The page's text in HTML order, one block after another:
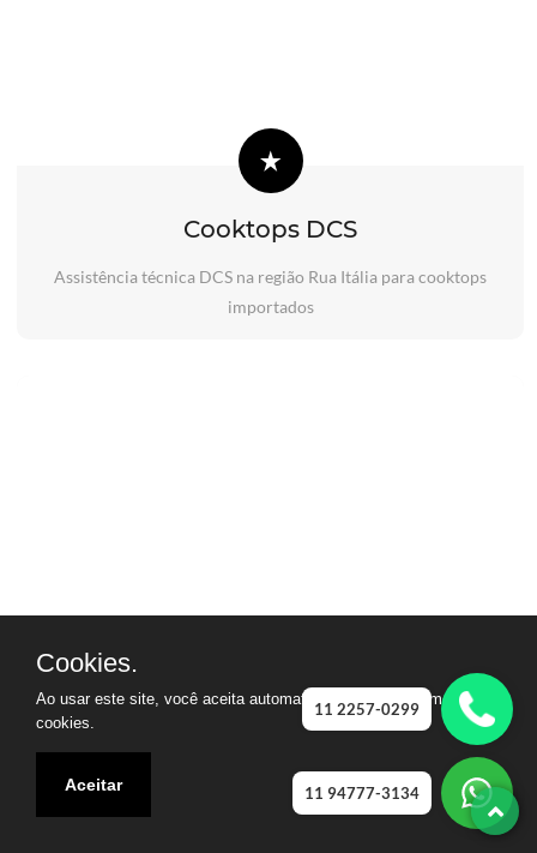
Cooktops DCS
Assistência técnica DCS na região Rua Itália para cooktops
importados
11 2257-0299
11 94777-3134
Cookies.
Ao usar este site, você aceita automaticamente que usamos
cookies.
Aceitar